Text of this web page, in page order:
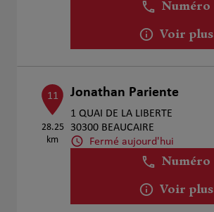
Numéro
Voir plus
11
28.25
km
Jonathan Pariente
1 QUAI DE LA LIBERTE
30300 BEAUCAIRE
Fermé aujourd'hui
Numéro
Voir plus